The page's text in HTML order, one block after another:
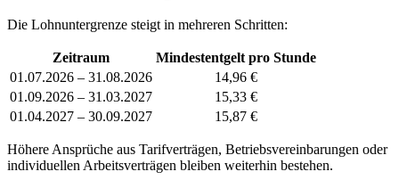
Die Lohnuntergrenze steigt in mehreren Schritten:
Zeitraum
Mindestentgelt pro Stunde
01.07.2026 – 31.08.2026
14,96 €
01.09.2026 – 31.03.2027
15,33 €
01.04.2027 – 30.09.2027
15,87 €
Höhere Ansprüche aus Tarifverträgen, Betriebsvereinbarungen oder
individuellen Arbeitsverträgen bleiben weiterhin bestehen.